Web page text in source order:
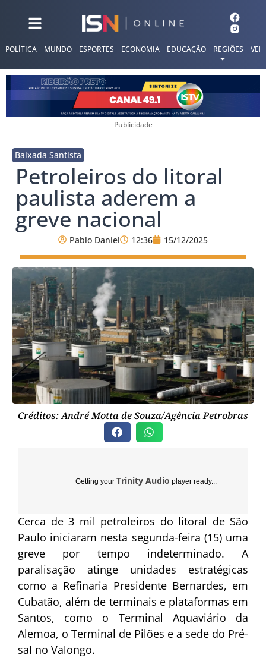
POLÍTICA MUNDO ESPORTES ECONOMIA EDUCAÇÃO REGIÕES
Publicidade
Baixada Santista
Petroleiros do litoral
paulista aderem a
greve nacional
Pablo Daniel 12:36 15/12/2025
Créditos: André Motta de Souza/Agência Petrobras
Getting your Trinity Audio player ready...
Cerca de 3 mil petroleiros do litoral de São
Paulo iniciaram nesta segunda-feira (15) uma
greve por tempo indeterminado. A
paralisação atinge unidades estratégicas
como a Refinaria Presidente Bernardes, em
Cubatão, além de terminais e plataformas em
Santos, como o Terminal Aquaviário da
Alemoa, o Terminal de Pilões e a sede do Pré-
sal no Valongo.